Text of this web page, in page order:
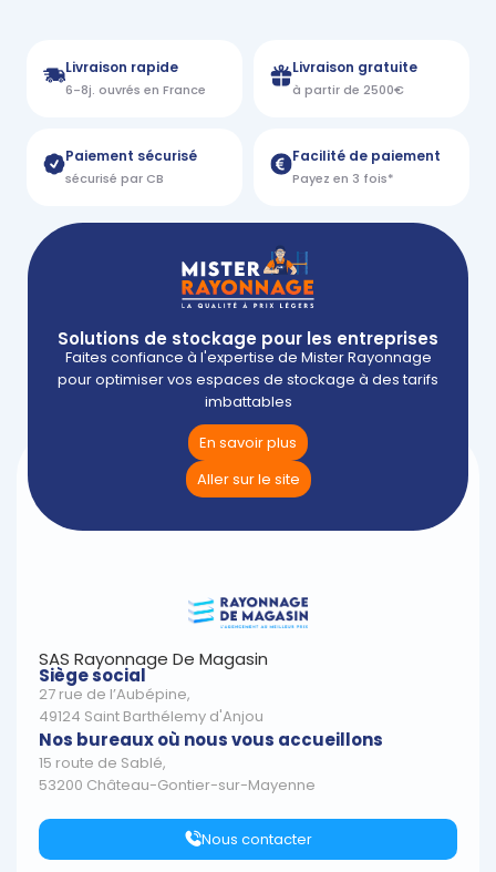
Livraison rapide
6-8j. ouvrés en France
Livraison gratuite
à partir de 2500€
Paiement sécurisé
sécurisé par CB
Facilité de paiement
Payez en 3 fois*
Solutions de stockage pour les entreprises
Faites confiance à l'expertise de Mister Rayonnage
pour optimiser vos espaces de stockage à des tarifs
imbattables
En savoir plus
Aller sur le site
SAS Rayonnage De Magasin
Siège social
27 rue de l’Aubépine,
49124 Saint Barthélemy d'Anjou
Nos bureaux où nous vous accueillons
15 route de Sablé,
53200 Château-Gontier-sur-Mayenne
Nous contacter